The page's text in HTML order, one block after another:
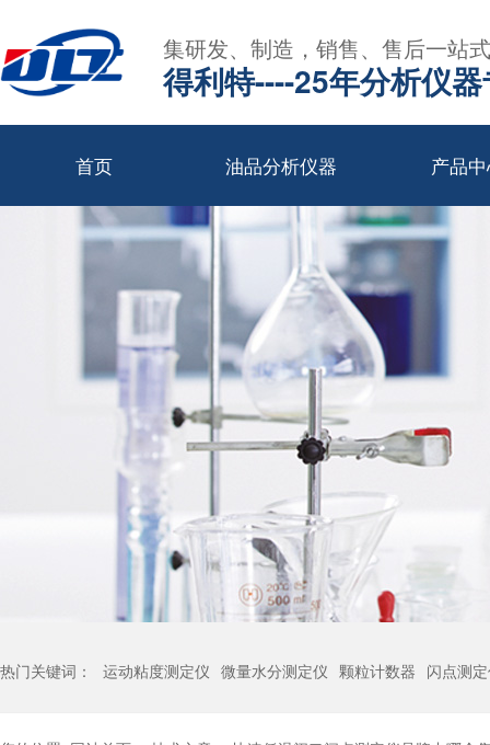
集研发、制造，销售、售后一站
得利特----25年分析仪
首页 油品分析仪器 产品
热门关键词： 运动粘度测定仪 微量水分测定仪 颗粒计数器 闪点测